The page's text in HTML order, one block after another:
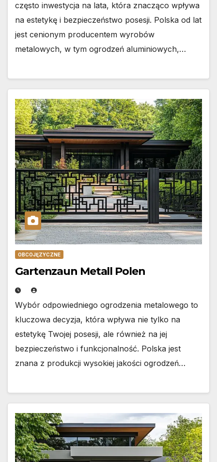
często inwestycja na lata, która znacząco wpływa
na estetykę i bezpieczeństwo posesji. Polska od lat
jest cenionym producentem wyrobów
metalowych, w tym ogrodzeń aluminiowych,…
OBCOJĘZYCZNE
Gartenzaun Metall Polen
Wybór odpowiedniego ogrodzenia metalowego to
kluczowa decyzja, która wpływa nie tylko na
estetykę Twojej posesji, ale również na jej
bezpieczeństwo i funkcjonalność. Polska jest
znana z produkcji wysokiej jakości ogrodzeń…